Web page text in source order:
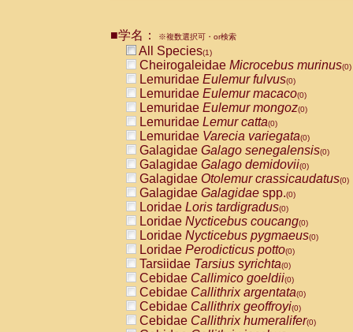
CebidaeCebus nigrivittatus
CebidaeCebus
CebidaeSaimiri boliviensis(0)
CebidaeSaimiri sciureus(0)
AtelidaeAlouatta caraya(0)
AtelidaeAlouatta fusca(0)
AtelidaeAlouatta seniculus
AtelidaeAlouattaspp.(0)
AtelidaeAteles belzebuth(0)
AtelidaeAteles geoffroyi(0)
AtelidaeAteles paniscus(0)
AtelidaeAtelesspp.(0)
Atelidae Lagothrix lagothricha
AtelidaeLagothrix lagothricha cana
PitheciidaeCacajao calvus
PitheciidaeCallicebus cupreus
PitheciidaeCallicebus donacophilus
PitheciidaeCallicebus moloch
PitheciidaeCallicebus torquatus
PitheciidaeCallicebusspp.(0)
PitheciidaeChiropotes satanas(0)
■学名： ※複数選択可・or検索
All Species(1)
Cheirogaleidae Microcebus murinus(0)
Lemuridae Eulemur fulvus(0)
Lemuridae Eulemur macaco(0)
Lemuridae Eulemur mongoz(0)
Lemuridae Lemur catta(0)
Lemuridae Varecia variegata(0)
Galagidae Galago senegalensis(0)
Galagidae Galago demidovii(0)
Galagidae Otolemur crassicaudatus(0)
Galagidae Galagidae spp.(0)
Loridae Loris tardigradus(0)
Loridae Nycticebus coucang(0)
Loridae Nycticebus pygmaeus(0)
Loridae Perodicticus potto(0)
Tarsiidae Tarsius syrichta(0)
Cebidae Callimico goeldii(0)
Cebidae Callithrix argentata(0)
Cebidae Callithrix geoffroyi(0)
Cebidae Callithrix humeralifer(0)